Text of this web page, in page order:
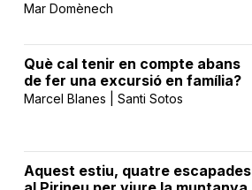
Mar Domènech
Què cal tenir en compte abans
de fer una excursió en família?
Marcel Blanes | Santi Sotos
Aquest estiu, quatre escapades